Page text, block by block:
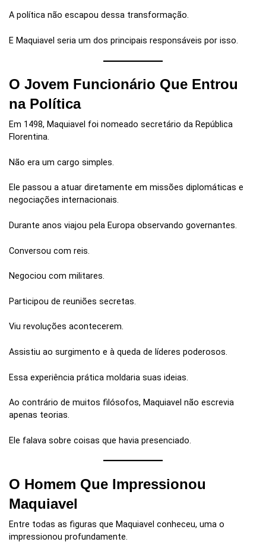
A política não escapou dessa transformação.
E Maquiavel seria um dos principais responsáveis por isso.
O Jovem Funcionário Que Entrou
na Política
Em 1498, Maquiavel foi nomeado secretário da República
Florentina.
Não era um cargo simples.
Ele passou a atuar diretamente em missões diplomáticas e
negociações internacionais.
Durante anos viajou pela Europa observando governantes.
Conversou com reis.
Negociou com militares.
Participou de reuniões secretas.
Viu revoluções acontecerem.
Assistiu ao surgimento e à queda de líderes poderosos.
Essa experiência prática moldaria suas ideias.
Ao contrário de muitos filósofos, Maquiavel não escrevia
apenas teorias.
Ele falava sobre coisas que havia presenciado.
O Homem Que Impressionou
Maquiavel
Entre todas as figuras que Maquiavel conheceu, uma o
impressionou profundamente.